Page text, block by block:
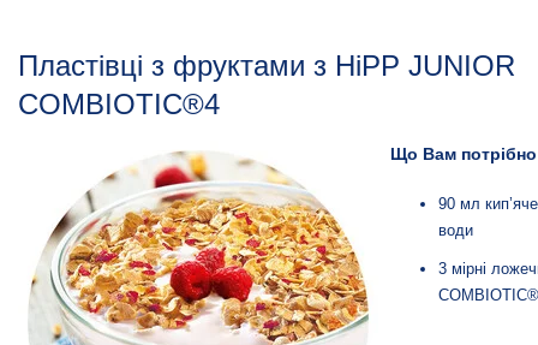
Пластівці з фруктами з HiPP JUNIOR
COMBIOTIC®4
Що Вам
90 мл
води
3 мірні